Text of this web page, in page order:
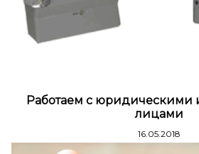
Работаем с юридическими
лицами
16.05.2018